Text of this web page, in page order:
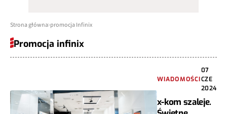
Strona główna promocja Infinix
Promocja infinix
WIADOMOŚCI
07
CZE
2024
x-kom szaleje.